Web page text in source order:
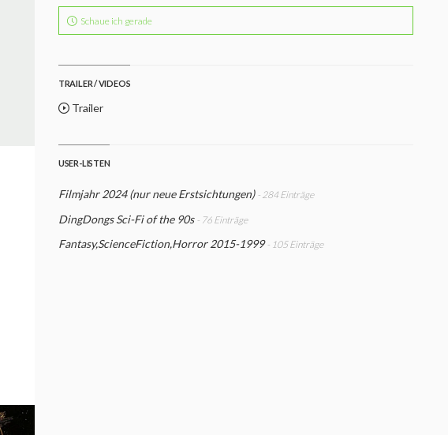
Schaue ich gerade
TRAILER / VIDEOS
Trailer
USER-LISTEN
Filmjahr 2024 (nur neue Erstsichtungen) - 284 Einträge
DingDongs Sci-Fi of the 90s - 76 Einträge
Fantasy,ScienceFiction,Horror 2015-1999 - 105 Einträge